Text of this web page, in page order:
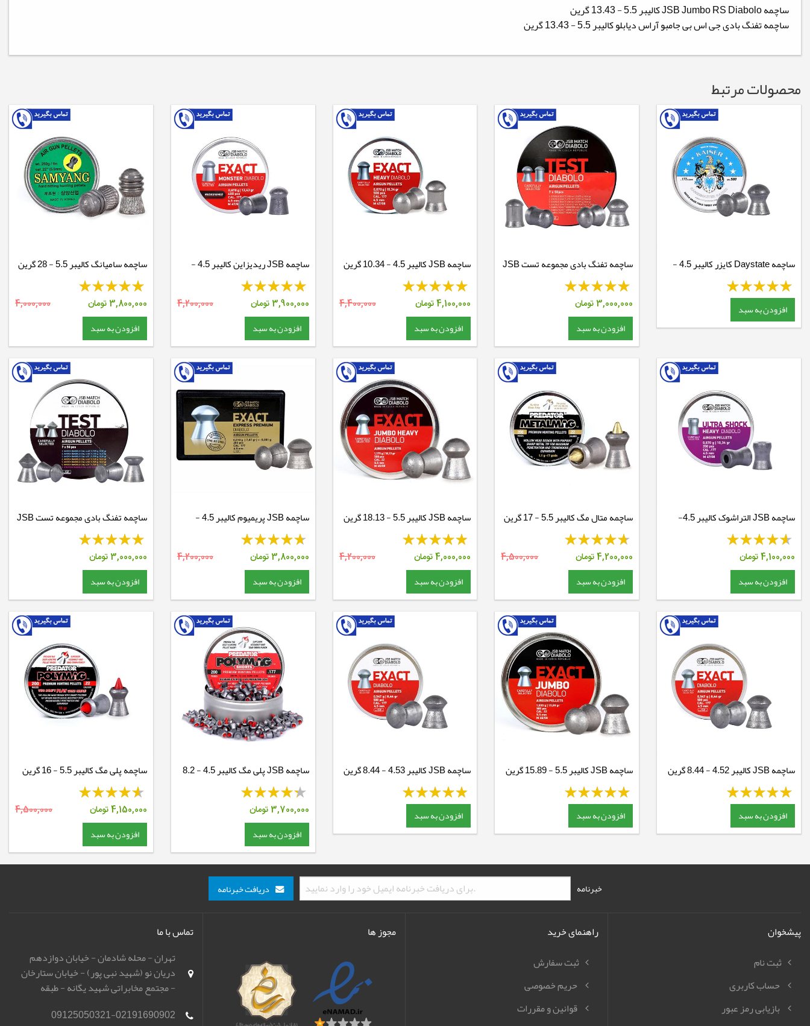
ساچمه JSB Jumbo RS Diabolo کالیبر 5.5 - 13.43 گرین
ساچمه تفنگ بادی جی اس بی جامبو آراس دیابلو کالیبر 5.5 - 13.43 گرین
محصولات مرتبط
ساچمه Daystate کایزر کالیبر 4.5 -
8.64 گرین
افزودن به سبد
ساچمه تفنگ بادی مجموعه تست JSB
Diabolo Exact
3,000,000تومان
افزودن به سبد
ساچمه JSB کالیبر 4.5 - 10.34 گرین
4,100,000تومان 4,400,000
افزودن به سبد
ساچمه JSB ریدیزاین کالیبر 4.5 -
13.43 گرین
3,900,000تومان 4,200,000
افزودن به سبد
ساچمه سامیانگ کالیبر 5.5 - 28 گرین
3,800,000تومان 4,000,000
افزودن به سبد
ساچمه JSB التراشوک کالیبر 4.5-
10.34 گرین
4,100,000تومان
افزودن به سبد
ساچمه متال مگ کالیبر 5.5 - 17 گرین
4,200,000تومان 4,500,000
افزودن به سبد
ساچمه JSB کالیبر 5.5 - 18.13 گرین
4,000,000تومان 4,200,000
افزودن به سبد
ساچمه JSB پریمیوم کالیبر 4.5 -
7.87 گرین
3,800,000تومان 4,200,000
افزودن به سبد
ساچمه تفنگ بادی مجموعه تست JSB
Match Diabolo
3,000,000تومان
افزودن به سبد
ساچمه JSB کالیبر 4.52 - 8.44 گرین
افزودن به سبد
ساچمه JSB کالیبر 5.5 - 15.89 گرین
افزودن به سبد
ساچمه JSB کالیبر 4.53 - 8.44 گرین
افزودن به سبد
ساچمه JSB پلی مگ کالیبر 4.5 - 8.2
گرین
3,700,000تومان
افزودن به سبد
ساچمه پلی مگ کالیبر 5.5 - 16 گرین
4,150,000تومان 4,500,000
افزودن به سبد
خبرنامه دریافت خبرنامه
پیشخوان
ثبت نام
حساب کاربری
بازیابی رمز عبور
راهنمای خرید
ثبت سفارش
حریم خصوصی
قوانین و مقررات
مجوز ها
تماس با ما
تهران - محله شادمان - خیابان دوازدهم
دریان نو (شهید نبی پور) - خیابان ستارخان
- مجتمع مخابراتی شهید یگانه - طبقه
(مهرگان)
09125050321-02191690902